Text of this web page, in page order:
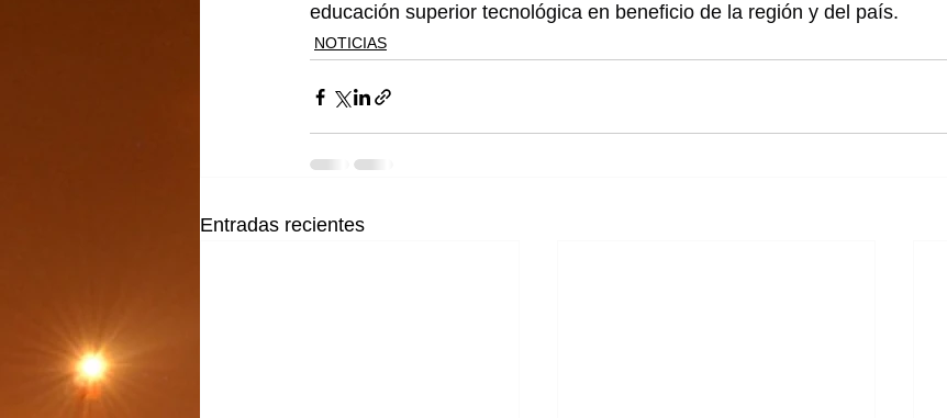
educación superior tecnológica en beneficio de la región y del país.
NOTICIAS
Entradas recientes